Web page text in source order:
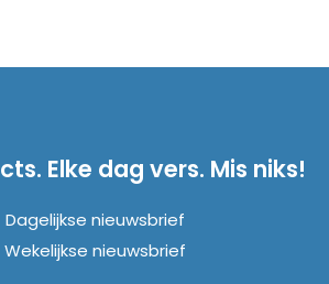
Elke dag vers. Mis niks!
Dagelijkse nieuwsbrief
Wekelijkse nieuwsbrief